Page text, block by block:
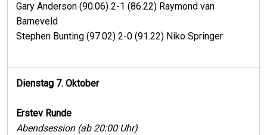
Gary Anderson (90.06) 2-1 (86.22) Raymond van
Barneveld
Stephen Bunting (97.02) 2-0 (91.22) Niko Springer
Dienstag 7. Oktober
Erstev Runde
Abendsession (ab 20:00 Uhr)